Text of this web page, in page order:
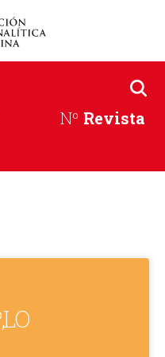
Nº Revista
GMTP , L O